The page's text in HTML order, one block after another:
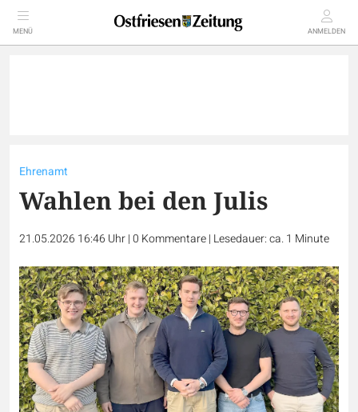
MENÜ ANMELDEN
Ehrenamt
Wahlen bei den Julis
21.05.2026 16:46 Uhr|0 Kommentare| Lesedauer: ca. 1 Minute